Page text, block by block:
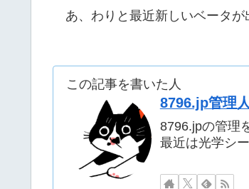
あ、わりと最近新しいベータが
この記事を書いた人
8796.jp管理人
8796.jpの管理
最近は光学シ